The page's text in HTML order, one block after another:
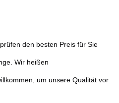
den besten Preis für Sie
Wir heißen
um unsere Qualität vor